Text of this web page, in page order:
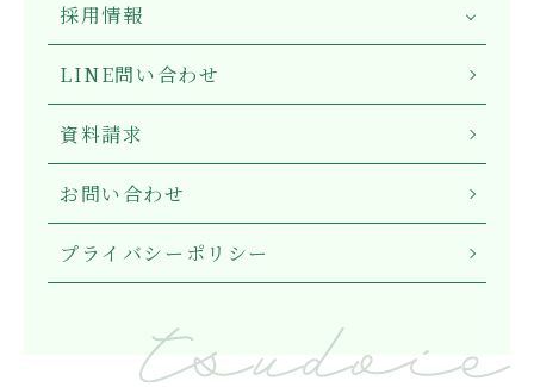
採用情報
LINE問い合わせ
資料請求
お問い合わせ
プライバシーポリシー